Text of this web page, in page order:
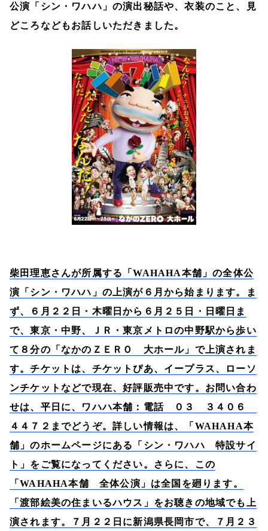
公演「シン・ワハハ」の演出秘話や、衣装のこと、見
どころなどもお話しいただきました。
柴田理恵さんが所属する「WAHAHA本舗」の全体公
演「シン・ワハハ」の上演が６月から始まります。ま
ず、６月２２日・木曜日から６月２５日・日曜日ま
で、東京・中野、ＪＲ・東京メトロの中野駅から歩い
て８分の「なかのＺＥＲＯ 大ホール」で上演されま
す。チケットは、チケットぴあ、イープラス、ローソ
ンチケットなどで現在、好評販売中です。お問い合わ
せは、平日に、ワハハ本舗：電話 ０３ ３４０６
４４７２までどうぞ。詳しい情報は、「 WAHAHA本
舗」のホームページにある「シン・ワハハ 特設サイ
ト」をご覧になってください。さらに、この
「WAHAHA本舗 全体公演」は全国を廻ります。
「渡部絵美の住まいるハウス」をお聴きの地域でも上
演されます。７月２２日に新潟県長岡市で、７月２３